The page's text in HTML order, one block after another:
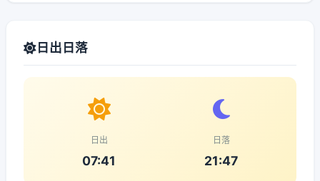
日出日落
日出
07:41
日落
21:47